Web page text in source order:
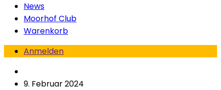
News
Moorhof Club
Warenkorb
Anmelden
9. Februar 2024